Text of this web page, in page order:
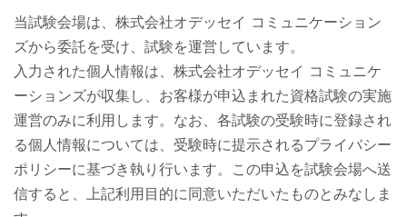
当試験会場は、株式会社オデッセイ コミュニケーション
ズから委託を受け、試験を運営しています。
入力された個人情報は、株式会社オデッセイ コミュニケ
ーションズが収集し、お客様が申込まれた資格試験の実施
運営のみに利用します。なお、各試験の受験時に登録され
る個人情報については、受験時に提示されるプライバシー
ポリシーに基づき執り行います。この申込を試験会場へ送
信すると、上記利用目的に同意いただいたものとみなしま